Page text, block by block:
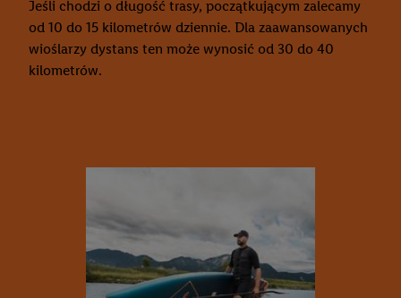
Jeśli chodzi o długość trasy, początkującym zalecamy
od 10 do 15 kilometrów dziennie. Dla zaawansowanych
wioślarzy dystans ten może wynosić od 30 do 40
kilometrów.